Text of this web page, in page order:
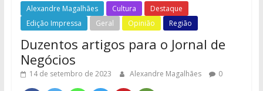
Alexandre Magalhães Cultura
Destaque
Edição Impressa
Geral Opinião Região
Duzentos artigos para o Jornal de
Negócios
14 de setembro de 2023 Alexandre Magalhães 0